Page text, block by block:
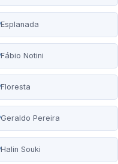
Esplanada
Fábio Notini
Floresta
Geraldo Pereira
Halin Souki